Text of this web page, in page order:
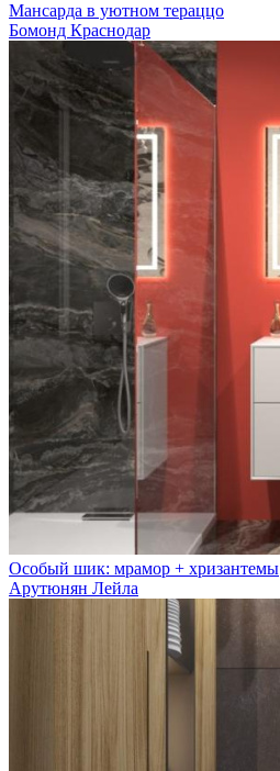
Мансарда в уютном тераццо
Бомонд Краснодар
Особый шик: мрамор + хризантемы
Арутюнян Лейла